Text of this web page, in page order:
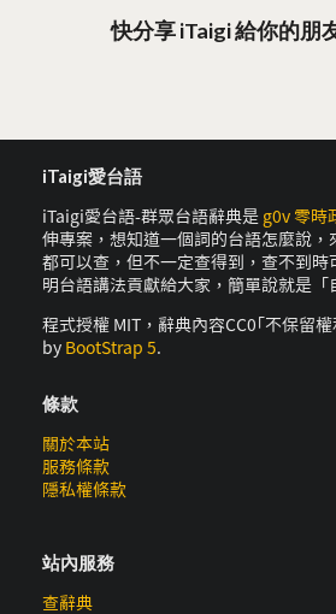
快分享 iTaigi 給你的朋
iTaigi愛台語
iTaigi愛台語-群眾台語辭典是 g0v 零時
伸專案，想知道一個詞的台語怎麼說，
都可以查，但不一定查得到，查不到時
明台語講法貢獻給大家，簡單說就是「
程式授權 MIT，辭典內容CC0｢不保留
by BootStrap 5.
條款
關於本站
服務條款
隱私權條款
站內服務
查辭典